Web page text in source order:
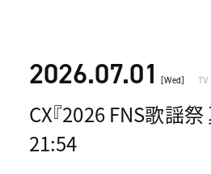
2026.07.01 [Wed] TV
CX『2026 FNS歌謡祭
21:54